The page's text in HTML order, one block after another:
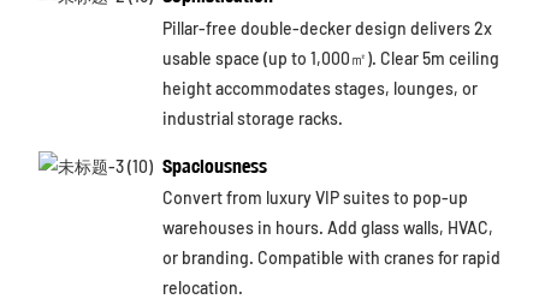
Pillar-free double-decker design delivers 2x
usable space (up to 1,000㎡). Clear 5m ceiling
height accommodates stages, lounges, or
industrial storage racks.
Spaciousness
Convert from luxury VIP suites to pop-up
warehouses in hours. Add glass walls, HVAC,
or branding. Compatible with cranes for rapid
relocation.